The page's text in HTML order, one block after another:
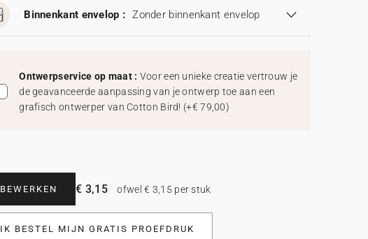
Binnenkant envelop : Zonder binnenkant envelop
Ontwerpservice op maat : Voor een unieke creatie vertrouw je
de geavanceerde aanpassing van je ontwerp toe aan een
grafisch ontwerper van Cotton Bird! (+€ 79,00)
BEWERKEN € 3,15 ofwel € 3,15 per stuk
IK BESTEL MIJN GRATIS PROEFDRUK